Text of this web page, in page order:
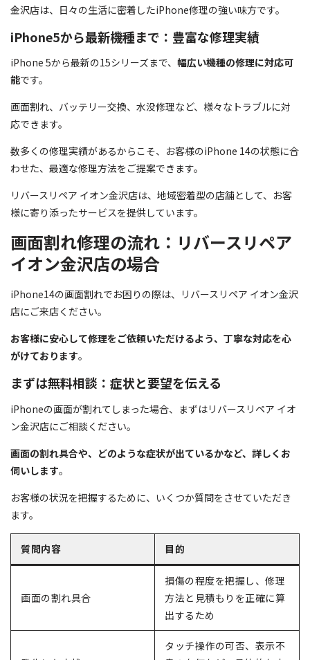
金沢店は、日々の生活に密着したiPhone修理の強い味方です。
iPhone5から最新機種まで：豊富な修理実績
iPhone 5から最新の15シリーズまで、 幅広い機種の修理に対応可
能です。
画面割れ、バッテリー交換、水没修理など、様々なトラブルに対
応できます。
数多くの修理実績があるからこそ、お客様のiPhone 14の状態に合
わせた、最適な修理方法をご提案できます。
リバースリペア イオン金沢店は、地域密着型の店舗として、お客
様に寄り添ったサービスを提供しています。
画面割れ修理の流れ：リバースリペア
イオン金沢店の場合
iPhone14の画面割れでお困りの際は、リバースリペア イオン金沢
店にご来店ください。
お客様に安心して修理をご依頼いただけるよう、丁寧な対応を心
がけております。
まずは無料相談：症状と要望を伝える
iPhoneの画面が割れてしまった場合、まずはリバースリペア イオ
ン金沢店にご相談ください。
画面の割れ具合や、どのような症状が出ているかなど、詳しくお
伺いします。
お客様の状況を把握するために、いくつか質問をさせていただき
ます。
質問内容 目的
画面の割れ具合
損傷の程度を把握し、修理
方法と見積もりを正確に算
出するため
タッチ操作の可否、表示不